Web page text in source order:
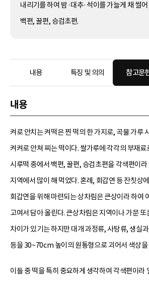
내리기를 하여 밤·대추·석이를 가늘게 채 썰
백편, 꿀편, 승검초편.
내용 특징 및 의의 참고문
내용
켜로 안치는 켜떡은 찐 떡의 한 가지로, 곡물 가루
켜켜로 안쳐 찌는 떡이다. 쌀가루에 각각의 부재료
시루떡 중에서 백편, 꿀편, 승검초편을 각색편이라
지역에서 많이 해 먹었다. 혼례, 회갑연 등 잔칫상
회갑연을 위해 마련되는 상차림은 큰상이라 하여
고여서 담아 올린다. 큰상차림은 지역이나 가문 또
차이가 있기는 하지만 대개 과정류, 사탕류, 생실
등을 30~70cm 높이의 원통형으로 괴어서 색상을
이들 중 떡을 특히 중요하게 생각하여 각색편이라